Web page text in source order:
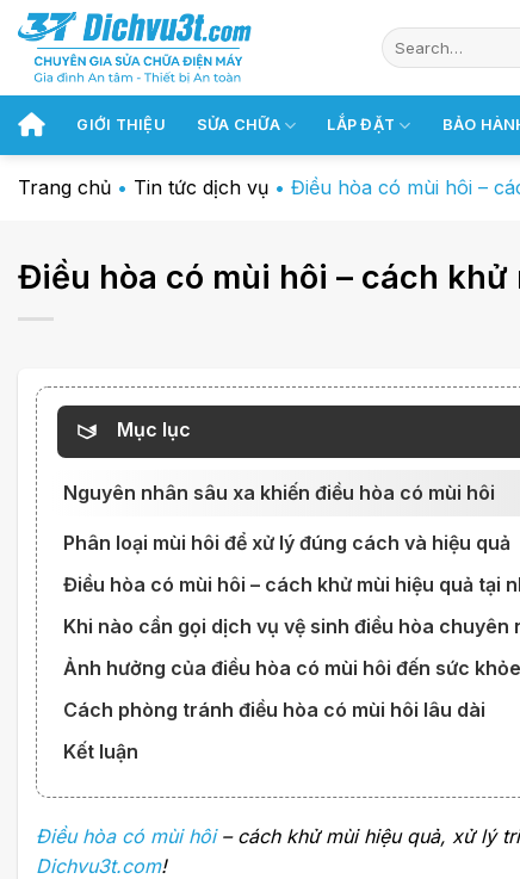
Chuyển
đến
dung
GIỚI THIỆU SỬA CHỮA LẮP ĐẶT BẢO
Trang chủ • Tin tức dịch vụ • Điều hòa có mùi hôi –
Điều hòa có mùi hôi – cách khử
Mục lục
Nguyên nhân sâu xa khiến điều hòa có mùi hôi
Phân loại mùi hôi để xử lý đúng cách và hiệu quả
Điều hòa có mùi hôi – cách khử mùi hiệu quả tại
Khi nào cần gọi dịch vụ vệ sinh điều hòa chuyên
Ảnh hưởng của điều hòa có mùi hôi đến sức khỏe
Cách phòng tránh điều hòa có mùi hôi lâu dài
Kết luận
Điều hòa có mùi hôi– cách khử mùi hiệu quả, xử lý
Dichvu3t.com!